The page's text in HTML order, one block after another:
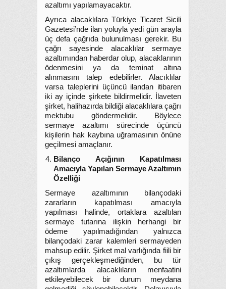
azaltımı yapılamayacaktır.
Ayrıca alacaklılara Türkiye Ticaret Sicili
Gazetesi’nde ilan yoluyla yedi gün arayla
üç defa çağrıda bulunulması gerekir. Bu
çağrı sayesinde alacaklılar sermaye
azaltımından haberdar olup, alacaklarının
ödenmesini ya da teminat altına
alınmasını talep edebilirler. Alacıklılar
varsa taleplerini üçüncü ilandan itibaren
iki ay içinde şirkete bildirmelidir. İlaveten
şirket, halihazırda bildiği alacaklılara çağrı
mektubu göndermelidir. Böylece
sermaye azaltımı sürecinde üçüncü
kişilerin hak kaybına uğramasının önüne
geçilmesi amaçlanır.
Bilanço Açığının Kapatılması
Amacıyla Yapılan Sermaye Azaltımın
Özelliği
Sermaye azaltımının bilançodaki
zararların kapatılması amacıyla
yapılması halinde, ortaklara azaltılan
sermaye tutarına ilişkin herhangi bir
ödeme yapılmadığından yalnızca
bilançodaki zarar kalemleri sermayeden
mahsup edilir. Şirket mal varlığında fiili bir
çıkış gerçekleşmediğinden, bu tür
azaltımlarda alacaklıların menfaatini
etkileyebilecek bir durum meydana